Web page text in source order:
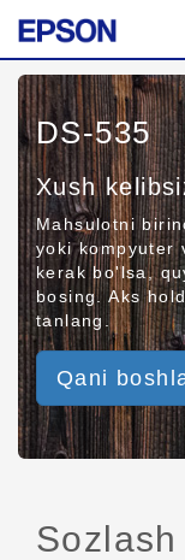
DS-535
Xush
Mahsulotni
yoki kompyuter
kerak bo'lsa,
bosing. Aks
tanlang.
Qani
Sozlash